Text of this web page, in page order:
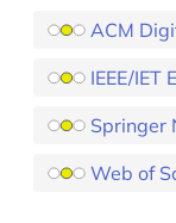
ACM
IEEE/IET
Springer
Web of